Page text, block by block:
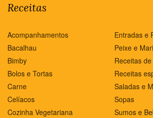
Receitas
Acompanhamentos
Bacalhau
Bimby
Bolos e Tortas
Carne
Celíacos
Cozinha Vegetariana
Entradas e
Peixe e
Receitas
Receitas
Saladas e
Sopas
Sumos e